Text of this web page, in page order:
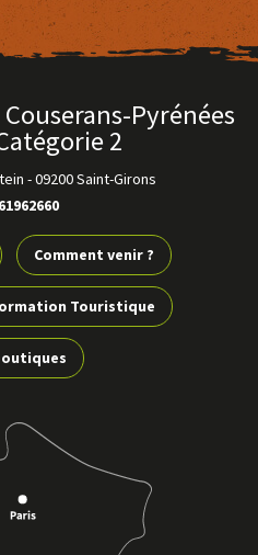
Pyrénées
2
-09200 Saint-Girons
Comment venir ?
Touristique